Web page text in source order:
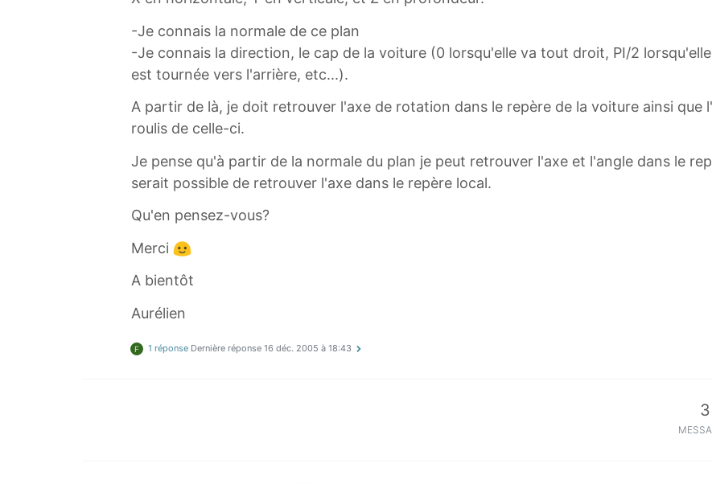
-Je connais la normale de ce plan
-Je connais la direction, le cap de la voiture (0 lorsqu'elle va tout droit, PI/2
est tournée vers l'arrière, etc...).
A partir de là, je doit retrouver l'axe de rotation dans le repère de la voiture ainsi
roulis de celle-ci.
Je pense qu'à partir de la normale du plan je peut retrouver l'axe et l'angle dans le
serait possible de retrouver l'axe dans le repère local.
Qu'en pensez-vous?
Merci
A bientôt
Aurélien
F 1 réponse Dernière réponse 16 déc. 2005 à 18:43
3